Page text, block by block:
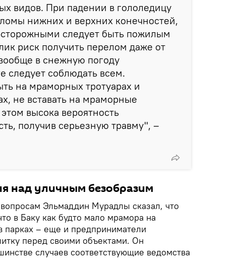
видов. При падении в гололедицу
нижних и верхних конечностей,
следует быть пожилым
риск получить перелом даже от
в снежную погоду
следует соблюдать всем.
на мраморных тротуарах и
не вставать на мраморные
высока вероятность
получив серьезную травму", –
над уличным безобразим
Эльмаддин Мурадлы сказал, что
в Баку как будто мало мрамора на
парках – еще и предприниматели
перед своими объектами. Он
случаев соответствующие ведомства